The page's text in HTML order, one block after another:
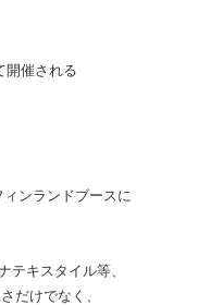
開催される
ンランドブースに
テキスタイル等、
だけでなく、